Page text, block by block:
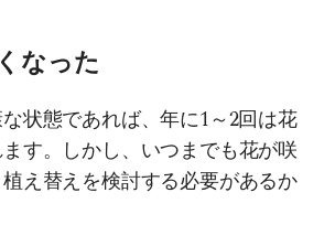
なった
状態であれば、年に1～2回は花
す。しかし、いつまでも花が咲
え替えを検討する必要があるか